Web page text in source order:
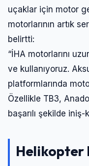
uçaklar için motor
motorlarının artık
belirtti:
“İHA motorlarını
ve kullanıyoruz.
platformlarında
Özellikle TB3,
başarılı şekilde iniş-
Helikopter